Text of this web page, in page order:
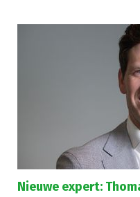
Nieuwe expert: